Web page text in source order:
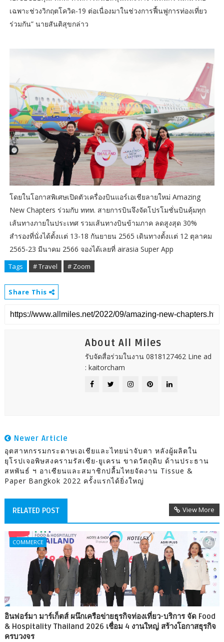
เฉพาะช่วงวิกฤตโควิด-19 ต่อเนื่องมาในช่วงการฟื้นฟูการท่องเที่ยว
ร่วมกัน” นายสันติสุขกล่าว
โดยในโอกาสพิเศษเปิดตัวเครื่องบินแอร์เอเชียลายใหม่ Amazing
New Chapters ร่วมกับ ททท. สายการบินจึงจัดโปรโมชั่นบินคุ้มทุก
เส้นทางภายในประเทศ รวมเส้นทางบินข้ามภาค ลดสูงสุด 30%
สำรองที่นั่งได้ตั้งเเต่ 13-18 กันยายน 2565 เดินทางตั้งเเต่ 12 ตุลาคม
2565-23 มีนาคม 2566 จองได้เลยที่ airasia Super App
Tags # Travel # Zoom
Share This
About All Miles
รับจัดสื่อร่วมในงาน 0818127462 Line ad
: kaitorcham
Newer Article
อุตสาหกรรมกระดาษเอเชียและไทยน่าจับตา หลังผู้ผลิตใน
ยุโรปเจอพิษสงครามรัสเซีย-ยูเครน ขาดวัตถุดิบ ด้านประธาน
สหพันธ์ ฯ อาเซียนและสมาชิกปลื้มไทยจัดงาน Tissue &
Paper Bangkok 2022 ครั้งแรกได้ยิ่งใหญ่
RELATED POST View More
COMMERCE
อินฟอร์มา มาร์เก็ตส์ ผนึกเครือข่ายธุรกิจท่องเที่ยว-บริการ จัด Food
& Hospitality Thailand 2026 เชื่อม 4 งานใหญ่ สร้างโอกาสธุรกิจ
ครบวงจร